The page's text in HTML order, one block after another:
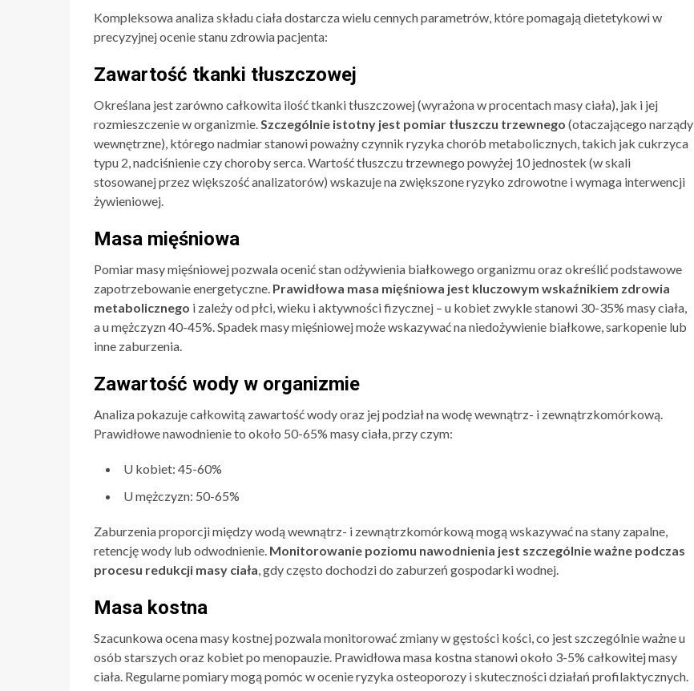
Kompleksowa analiza składu ciała dostarcza wielu cennych parametrów, które pomagają dietetykowi w
precyzyjnej ocenie stanu zdrowia pacjenta:
Zawartość tkanki tłuszczowej
Określana jest zarówno całkowita ilość tkanki tłuszczowej (wyrażona w procentach masy ciała), jak i jej
rozmieszczenie w organizmie.Szczególnie istotny jest pomiar tłuszczu trzewnego (otaczającego narządy
wewnętrzne), którego nadmiar stanowi poważny czynnik ryzyka chorób metabolicznych, takich jak cukrzyca
typu 2, nadciśnienie czy choroby serca. Wartość tłuszczu trzewnego powyżej 10 jednostek (w skali
stosowanej przez większość analizatorów) wskazuje na zwiększone ryzyko zdrowotne i wymaga interwencji
żywieniowej.
Masa mięśniowa
Pomiar masy mięśniowej pozwala ocenić stan odżywienia białkowego organizmu oraz określić podstawowe
zapotrzebowanie energetyczne. Prawidłowa masa mięśniowa jest kluczowym wskaźnikiem zdrowia
metabolicznego i zależy od płci, wieku i aktywności fizycznej – u kobiet zwykle stanowi 30-35% masy ciała,
a u mężczyzn 40-45%. Spadek masy mięśniowej może wskazywać na niedożywienie białkowe, sarkopenie lub
inne zaburzenia.
Zawartość wody w organizmie
Analiza pokazuje całkowitą zawartość wody oraz jej podział na wodę wewnątrz- i zewnątrzkomórkową.
Prawidłowe nawodnienie to około 50-65% masy ciała, przy czym:
U kobiet: 45-60%
U mężczyzn: 50-65%
Zaburzenia proporcji między wodą wewnątrz- i zewnątrzkomórkową mogą wskazywać na stany zapalne,
retencję wody lub odwodnienie. Monitorowanie poziomu nawodnienia jest szczególnie ważne podczas
procesu redukcji masy ciała, gdy często dochodzi do zaburzeń gospodarki wodnej.
Masa kostna
Szacunkowa ocena masy kostnej pozwala monitorować zmiany w gęstości kości, co jest szczególnie ważne u
osób starszych oraz kobiet po menopauzie. Prawidłowa masa kostna stanowi około 3-5% całkowitej masy
ciała. Regularne pomiary mogą pomóc w ocenie ryzyka osteoporozy i skuteczności działań profilaktycznych.